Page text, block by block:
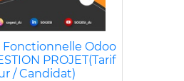
Odoo
PROJET(Tarif
/ Candidat)